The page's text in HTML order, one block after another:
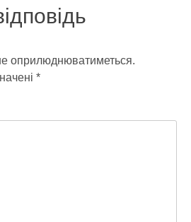
оприлюднюватиметься.
*